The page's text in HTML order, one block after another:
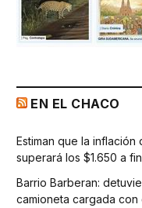
EN EL CHACO
Estiman que la
superará los $1.650 a
Barrio Barberan:
camioneta cargada con